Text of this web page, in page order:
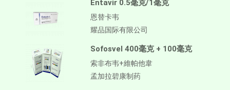
Entavir 0.5毫克/1毫克
恩替卡韦
耀品国际有限公司
Sofosvel 400毫克 + 100毫克
索非布韦+維帕他韋
孟加拉碧康制药